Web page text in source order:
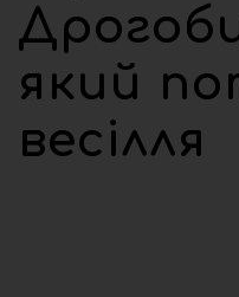
який
весілля